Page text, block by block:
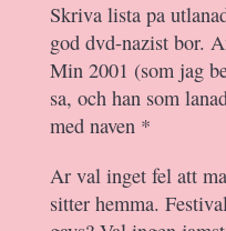
Skriva lista pa
god dvd-nazist bor.
Min 2001 (som jag
sa, och han som
med naven *
Ar val inget fel att
sitter hemma.